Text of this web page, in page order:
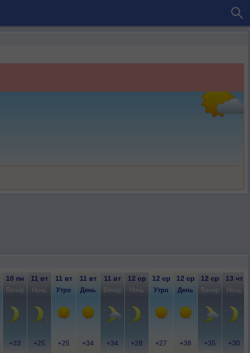
10 пн 11 вт 11 вт 11 вт 11 вт 12 ср 12 ср 12 ср 12 ср 13 чт
Вечер Ночь Утро День Вечер Ночь Утро День Вечер Ночь
+33 +25 +25 +34 +34 +28 +27 +38 +35 +30